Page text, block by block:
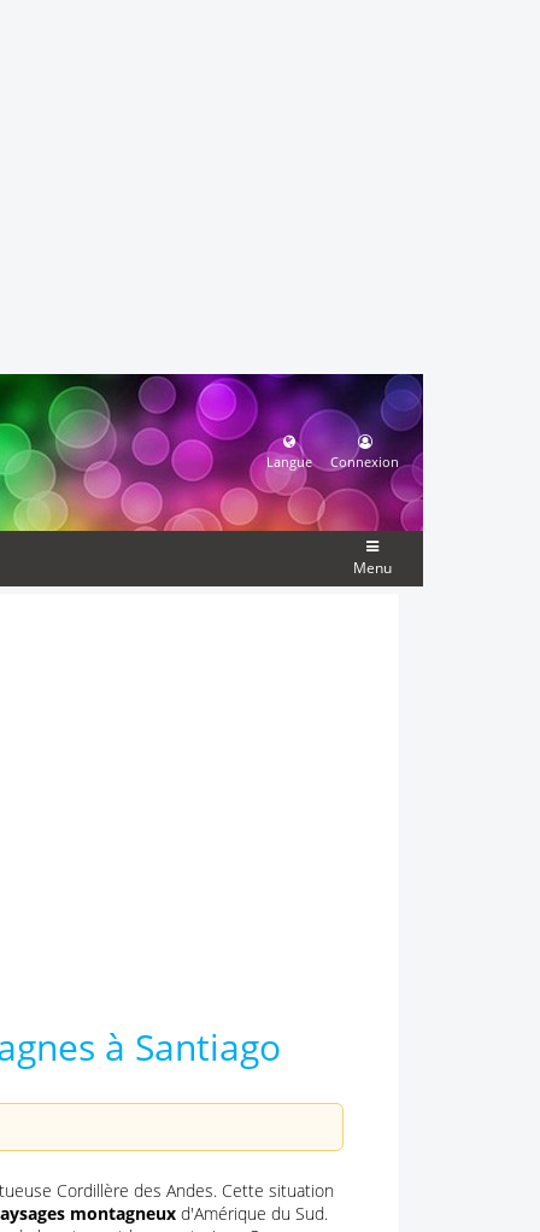
Langue Connexion
Menu
à Santiago
Cordillère des Andes. Cette situation
montagneux d'Amérique du Sud.